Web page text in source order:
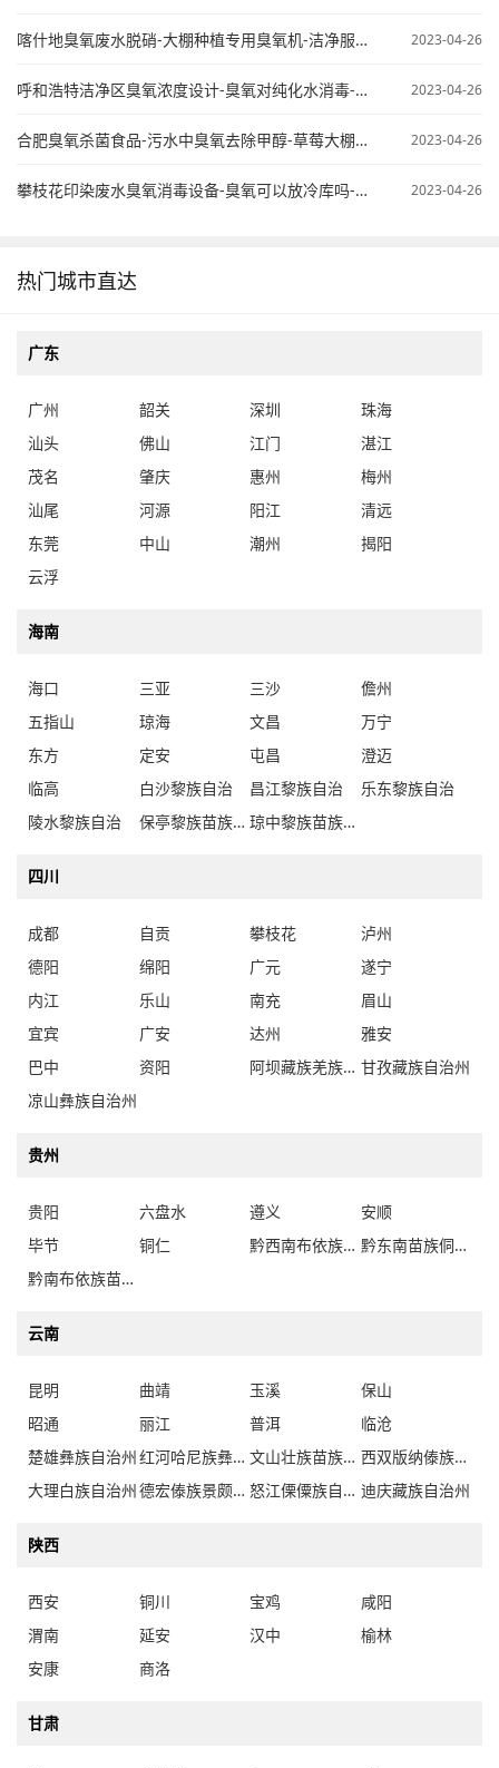
喀什地臭氧废水脱硝-大棚种植专用臭氧机-洁净服臭氧灭菌 2023-04-26
呼和浩特洁净区臭氧浓度设计-臭氧对纯化水消毒-臭氧纯水杀菌 2023-04-26
合肥臭氧杀菌食品-污水中臭氧去除甲醇-草莓大棚臭氧使用 2023-04-26
攀枝花印染废水臭氧消毒设备-臭氧可以放冷库吗-桶装水臭氧处理 2023-04-26
热门城市直达
广东
广州 韶关 深圳
珠海
汕头
佛山 江门
湛江
茂名
肇庆 惠州
梅州
汕尾
河源 阳江
清远
东莞
中山 潮州
揭阳
云浮
海南
海口 三亚 三沙
儋州
五指山
琼海 文昌
万宁
东方
定安 屯昌
澄迈
临高
白沙黎族自治 昌江黎族自治
乐东黎族自治
陵水黎族自治
保亭黎族苗族自治 琼中黎族苗族自治
四川
成都 自贡 攀枝花
泸州
德阳
绵阳 广元
遂宁
内江
乐山 南充
眉山
宜宾
广安 达州
雅安
巴中
资阳 阿坝藏族羌族自治州 甘孜藏族自治州
凉山彝族自治州
贵州
贵阳 六盘水 遵义
安顺
毕节
铜仁 黔西南布依族苗族自治州
黔东南苗族侗族自治州
黔南布依族苗族自治州
云南
昆明 曲靖 玉溪
保山
昭通
丽江 普洱
临沧
楚雄彝族自治州
红河哈尼族彝族自治州 文山壮族苗族自治州
西双版纳傣族自治州
大理白族自治州
德宏傣族景颇族自治州 怒江傈僳族自治州 迪庆藏族自治州
陕西
西安 铜川 宝鸡
咸阳
渭南
延安 汉中
榆林
安康
商洛
甘肃